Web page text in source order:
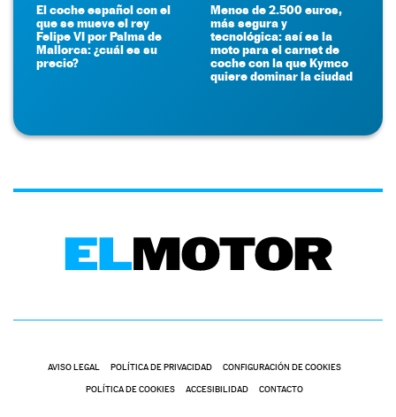
El coche español con el
que se mueve el rey
Felipe VI por Palma de
Mallorca: ¿cuál es su
precio?
Menos de 2.500 euros,
más segura y
tecnológica: así es la
moto para el carnet de
coche con la que Kymco
quiere dominar la ciudad
AVISO LEGAL POLÍTICA DE PRIVACIDAD CONFIGURACIÓN DE COOKIES
POLÍTICA DE COOKIES ACCESIBILIDAD CONTACTO